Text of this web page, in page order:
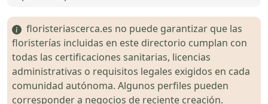
floristeriascerca.es no puede garantizar que las
floristerías incluidas en este directorio cumplan con
todas las certificaciones sanitarias, licencias
administrativas o requisitos legales exigidos en cada
comunidad autónoma. Algunos perfiles pueden
corresponder a negocios de reciente creación.